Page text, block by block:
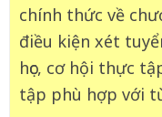
chính thức về
điều kiện xét
học, cơ hội thực
tập phù hợp với